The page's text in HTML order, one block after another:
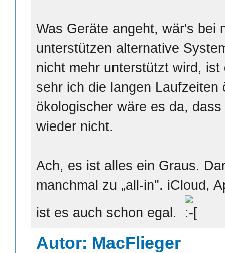
Was Geräte angeht, wär's bei
unterstützen alternative
nicht mehr unterstützt wird,
sehr ich die langen
ökologischer wäre es da,
wieder nicht.
Ach, es ist alles ein Graus.
manchmal zu „all-in". iCloud,
ist es auch schon egal.
Autor: MacFlieger